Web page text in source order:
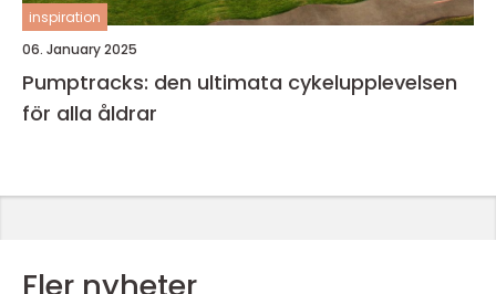
inspiration
06. January 2025
Pumptracks: den ultimata cykelupplevelsen
för alla åldrar
Fler nyheter